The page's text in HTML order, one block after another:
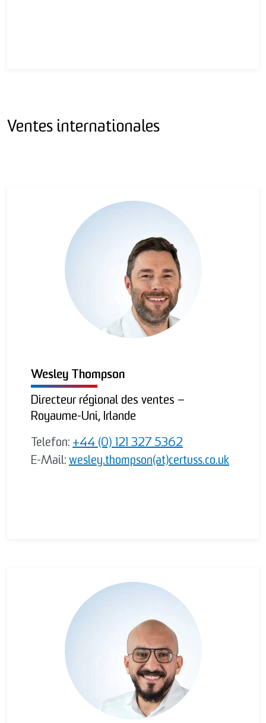
Ventes internationales
Directeur régional des ventes –
Royaume-Uni, Irlande
Wesley Thompson
Telefon: +44 (0) 121 327 5362
E-Mail: wesley.thompson(at)certuss.co.uk